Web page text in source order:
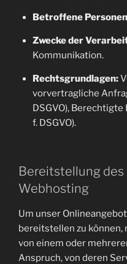
Betroffene
Zwecke der
Kommunikation.
Rechtsgrundlagen:
vorvertragliche
DSGVO), Berechtigte
f. DSGVO).
Bereitstellung
Webhosting
Um unser
bereitstellen zu können,
von einem oder
Anspruch, von deren